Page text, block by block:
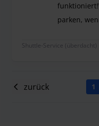
parken,
Shuttle-Service (überdacht)
zurück 1